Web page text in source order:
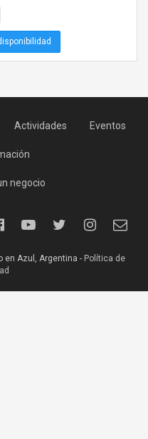
Actividades Eventos
negocio
en Azul, Argentina - Política de